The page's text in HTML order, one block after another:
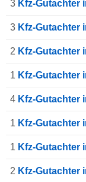
3 Kfz-Gutachter
3 Kfz-Gutachter
2 Kfz-Gutachter
1 Kfz-Gutachter
4 Kfz-Gutachter
1 Kfz-Gutachter
1 Kfz-Gutachter
2 Kfz-Gutachter